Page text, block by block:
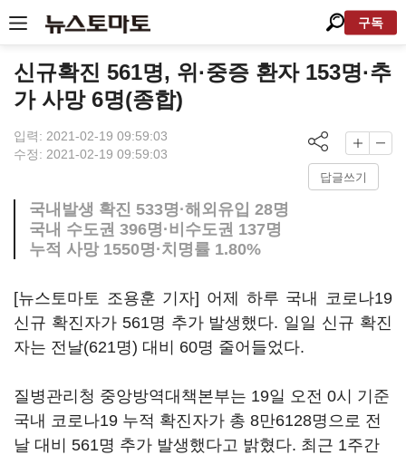
구독
신규확진 561명, 위·중증 환자 153명·추
가 사망 6명(종합)
입력: 2021-02-19 09:59:03
수정: 2021-02-19 09:59:03
답글쓰기
국내발생 확진 533명·해외유입 28명
국내 수도권 396명·비수도권 137명
누적 사망 1550명·치명률 1.80%
[뉴스토마토 조용훈 기자] 어제 하루 국내 코로나19
신규 확진자가 561명 추가 발생했다. 일일 신규 확진
자는 전날(621명) 대비 60명 줄어들었다.
질병관리청 중앙방역대책본부는 19일 오전 0시 기준
국내 코로나19 누적 확진자가 총 8만6128명으로 전
날 대비 561명 추가 발생했다고 밝혔다. 최근 1주간